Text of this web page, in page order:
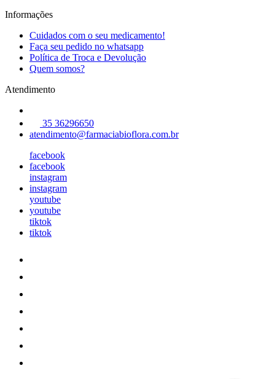
Informações
Cuidados com o seu medicamento!
Faça seu pedido no whatsapp
Política de Troca e Devolução
Quem somos?
Atendimento
35 36296650
atendimento@farmaciabioflora.com.br
facebook
facebook
instagram
instagram
youtube
youtube
tiktok
tiktok